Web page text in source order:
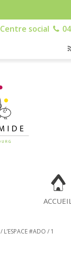
Centre social
/ L’ESPACE #ADO / 1